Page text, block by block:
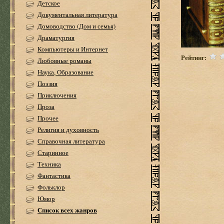
Детское
Документальная литература
Домоводство (Дом и семья)
Драматургия
Компьютеры и Интернет
Любовные романы
Наука, Образование
Поэзия
Приключения
Проза
Прочее
Религия и духовность
Справочная литература
Старинное
Техника
Фантастика
Фольклор
Юмор
Список всех жанров
Рейтинг: